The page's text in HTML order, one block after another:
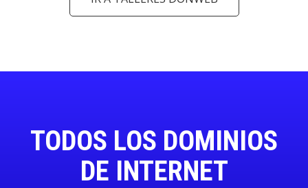
TODOS LOS DOMINIOS
DE INTERNET